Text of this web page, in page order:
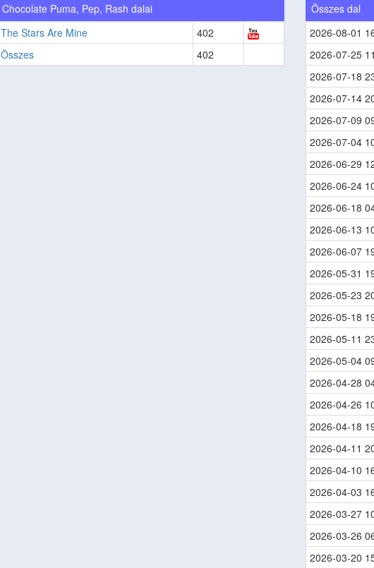
Chocolate Puma, Pep, Rash dalai
The Stars Are Mine
402
Összes
402
Összes dal
2026-08-01
2026-07-25
2026-07-18
2026-07-14
2026-07-09
2026-07-04
2026-06-29
2026-06-24
2026-06-18
2026-06-13
2026-06-07
2026-05-31
2026-05-23
2026-05-18
2026-05-11
2026-05-04
2026-04-28
2026-04-26
2026-04-18
2026-04-11
2026-04-10
2026-04-03
2026-03-27
2026-03-26
2026-03-20